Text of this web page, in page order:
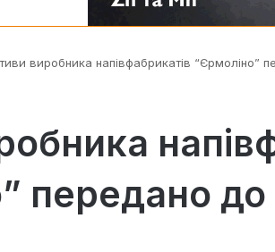
виробника напівфабрикатів “Єрмоліно”
передано